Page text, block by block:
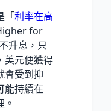
「利率在高
for
升息，只
美元便獲得
會受到抑
能持續在